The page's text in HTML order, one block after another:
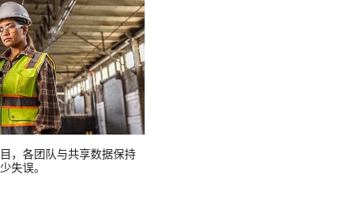
，各团队与共享数据保持
失误。